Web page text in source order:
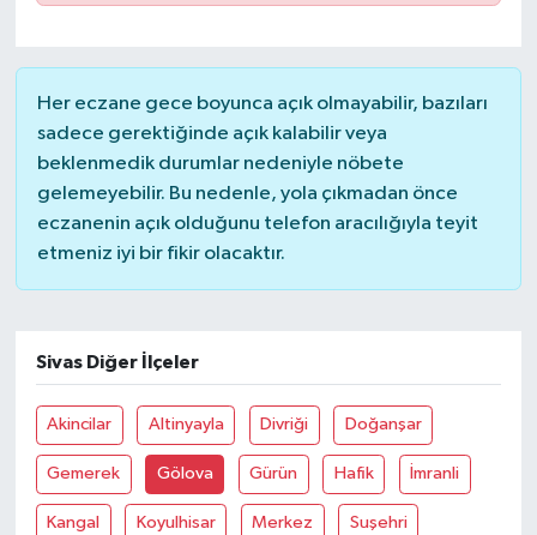
Her eczane gece boyunca açık olmayabilir, bazıları
sadece gerektiğinde açık kalabilir veya
beklenmedik durumlar nedeniyle nöbete
gelemeyebilir. Bu nedenle, yola çıkmadan önce
eczanenin açık olduğunu telefon aracılığıyla teyit
etmeniz iyi bir fikir olacaktır.
Sivas Diğer İlçeler
Akincilar Altinyayla Divriği Doğanşar
Gemerek Gölova Gürün Hafik İmranli
Kangal Koyulhisar Merkez Suşehri